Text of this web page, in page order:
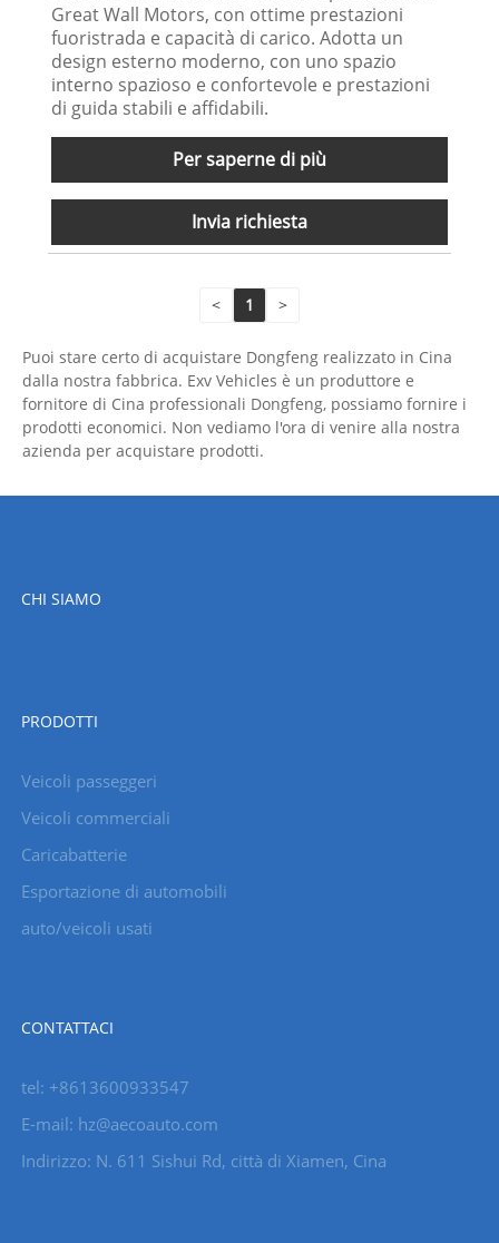
Great Wall Motors, con ottime prestazioni
fuoristrada e capacità di carico. Adotta un
design esterno moderno, con uno spazio
interno spazioso e confortevole e prestazioni
di guida stabili e affidabili.
Per saperne di più
Invia richiesta
< 1 >
Puoi stare certo di acquistare Dongfeng realizzato in Cina
dalla nostra fabbrica. Exv Vehicles è un produttore e
fornitore di Cina professionali Dongfeng, possiamo fornire i
prodotti economici. Non vediamo l'ora di venire alla nostra
azienda per acquistare prodotti.
CHI SIAMO
PRODOTTI
Veicoli passeggeri
Veicoli commerciali
Caricabatterie
Esportazione di automobili
auto/veicoli usati
CONTATTACI
tel: +8613600933547
E-mail: hz@aecoauto.com
Indirizzo: N. 611 Sishui Rd, città di Xiamen, Cina